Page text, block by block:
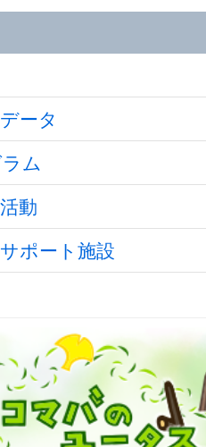
ータ
ム
動
ポート施設